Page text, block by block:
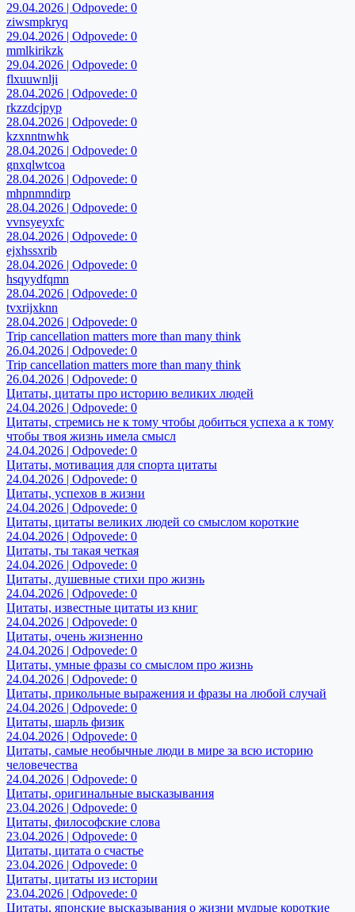
29.04.2026 | Odpovede: 0
ziwsmpkryq
29.04.2026 | Odpovede: 0
mmlkirikzk
29.04.2026 | Odpovede: 0
flxuuwnlji
28.04.2026 | Odpovede: 0
rkzzdcjpyp
28.04.2026 | Odpovede: 0
kzxnntnwhk
28.04.2026 | Odpovede: 0
gnxqlwtcoa
28.04.2026 | Odpovede: 0
mhpnmndirp
28.04.2026 | Odpovede: 0
vvnsyeyxfc
28.04.2026 | Odpovede: 0
ejxhssxrib
28.04.2026 | Odpovede: 0
hsqyydfqmn
28.04.2026 | Odpovede: 0
tvxrijxknn
28.04.2026 | Odpovede: 0
Trip cancellation matters more than many think
26.04.2026 | Odpovede: 0
Trip cancellation matters more than many think
26.04.2026 | Odpovede: 0
Цитаты, цитаты про историю великих людей
24.04.2026 | Odpovede: 0
Цитаты, стремись не к тому чтобы добиться успеха а к тому
чтобы твоя жизнь имела смысл
24.04.2026 | Odpovede: 0
Цитаты, мотивация для спорта цитаты
24.04.2026 | Odpovede: 0
Цитаты, успехов в жизни
24.04.2026 | Odpovede: 0
Цитаты, цитаты великих людей со смыслом короткие
24.04.2026 | Odpovede: 0
Цитаты, ты такая четкая
24.04.2026 | Odpovede: 0
Цитаты, душевные стихи про жизнь
24.04.2026 | Odpovede: 0
Цитаты, известные цитаты из книг
24.04.2026 | Odpovede: 0
Цитаты, очень жизненно
24.04.2026 | Odpovede: 0
Цитаты, умные фразы со смыслом про жизнь
24.04.2026 | Odpovede: 0
Цитаты, прикольные выражения и фразы на любой случай
24.04.2026 | Odpovede: 0
Цитаты, шарль физик
24.04.2026 | Odpovede: 0
Цитаты, самые необычные люди в мире за всю историю
человечества
24.04.2026 | Odpovede: 0
Цитаты, оригинальные высказывания
23.04.2026 | Odpovede: 0
Цитаты, философские слова
23.04.2026 | Odpovede: 0
Цитаты, цитата о счастье
23.04.2026 | Odpovede: 0
Цитаты, цитаты из истории
23.04.2026 | Odpovede: 0
Цитаты, японские высказывания о жизни мудрые короткие